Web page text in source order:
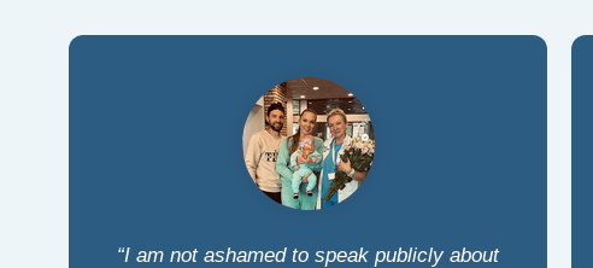
“I am not ashamed to speak publicly about